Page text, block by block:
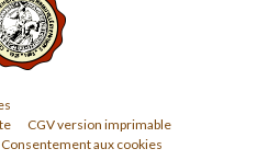
CGV version imprimable
Consentement aux cookies